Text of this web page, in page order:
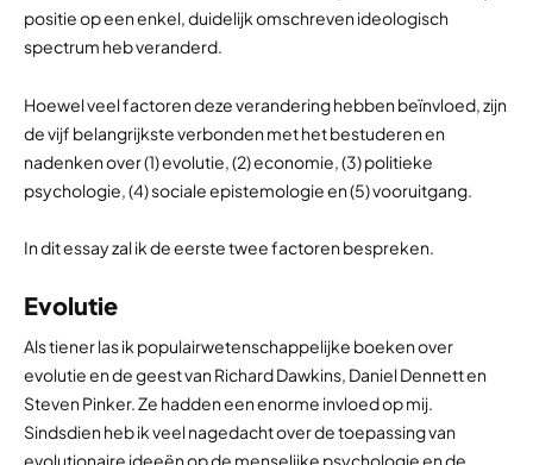
positie op een enkel, duidelijk omschreven ideologisch
spectrum heb veranderd.
Hoewel veel factoren deze verandering hebben beïnvloed, zijn
de vijf belangrijkste verbonden met het bestuderen en
nadenken over (1) evolutie, (2) economie, (3) politieke
psychologie, (4) sociale epistemologie en (5) vooruitgang.
In dit essay zal ik de eerste twee factoren bespreken.
Evolutie
Als tiener las ik populairwetenschappelijke boeken over
evolutie en de geest van Richard Dawkins, Daniel Dennett en
Steven Pinker. Ze hadden een enorme invloed op mij.
Sindsdien heb ik veel nagedacht over de toepassing van
evolutionaire ideeën op de menselijke psychologie en de